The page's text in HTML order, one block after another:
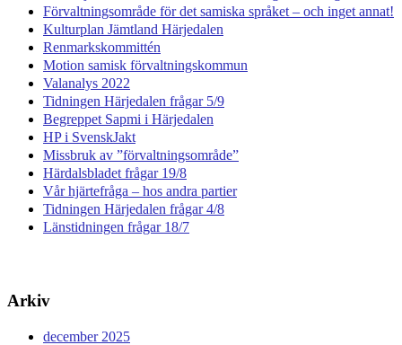
Förvaltningsområde för det samiska språket – och inget annat!
Kulturplan Jämtland Härjedalen
Renmarkskommittén
Motion samisk förvaltningskommun
Valanalys 2022
Tidningen Härjedalen frågar 5/9
Begreppet Sapmi i Härjedalen
HP i SvenskJakt
Missbruk av ”förvaltningsområde”
Härdalsbladet frågar 19/8
Vår hjärtefråga – hos andra partier
Tidningen Härjedalen frågar 4/8
Länstidningen frågar 18/7
Arkiv
december 2025